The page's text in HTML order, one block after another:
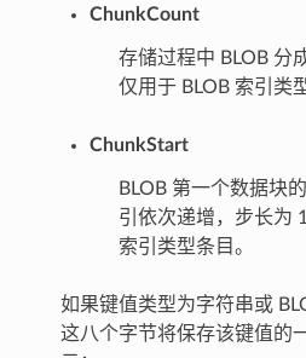
ChunkCount
存储过程中 BLOB 分
仅用于 BLOB 索引类
ChunkStart
BLOB 第一个数据块
引依次递增，步长为
索引类型条目。
如果键值类型为字符串或
这八个字节将保存该键值的